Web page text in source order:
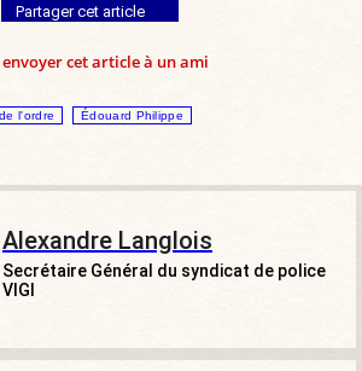
Partager cet article
cet article à un ami
l'ordre Édouard Philippe
Alexandre Langlois
Secrétaire Général du syndicat de police
VIGI